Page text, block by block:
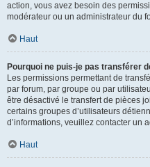
action, vous avez besoin des
modérateur ou un administrateur du
Haut
Pourquoi ne puis-je pas transférer
Les permissions permettant de
par forum, par groupe ou par
être désactivé le transfert de pièces
certains groupes d’utilisateurs
d’informations, veuillez contacter un
Haut